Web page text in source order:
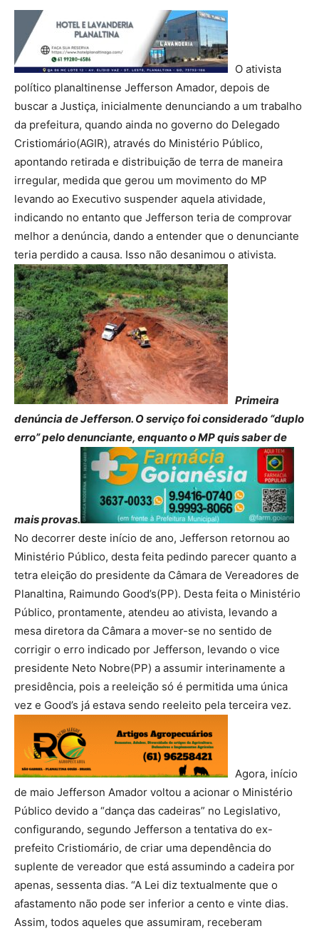
O ativista
político planaltinense Jefferson Amador, depois de
buscar a Justiça, inicialmente denunciando a um trabalho
da prefeitura, quando ainda no governo do Delegado
Cristiomário(AGIR), através do Ministério Público,
apontando retirada e distribuição de terra de maneira
irregular, medida que gerou um movimento do MP
levando ao Executivo suspender aquela atividade,
indicando no entanto que Jefferson teria de comprovar
melhor a denúncia, dando a entender que o denunciante
teria perdido a causa. Isso não desanimou o ativista.
Primeira
denúncia de Jefferson. O serviço foi considerado “duplo
erro” pelo denunciante, enquanto o MP quis saber de
mais provas.
No decorrer deste início de ano, Jefferson retornou ao
Ministério Público, desta feita pedindo parecer quanto a
tetra eleição do presidente da Câmara de Vereadores de
Planaltina, Raimundo Good’s(PP). Desta feita o Ministério
Público, prontamente, atendeu ao ativista, levando a
mesa diretora da Câmara a mover-se no sentido de
corrigir o erro indicado por Jefferson, levando o vice
presidente Neto Nobre(PP) a assumir interinamente a
presidência, pois a reeleição só é permitida uma única
vez e Good’s já estava sendo reeleito pela terceira vez.
Agora, início
de maio Jefferson Amador voltou a acionar o Ministério
Público devido a “dança das cadeiras” no Legislativo,
configurando, segundo Jefferson a tentativa do ex-
prefeito Cristiomário, de criar uma dependência do
suplente de vereador que está assumindo a cadeira por
apenas, sessenta dias. “A Lei diz textualmente que o
afastamento não pode ser inferior a cento e vinte dias.
Assim, todos aqueles que assumiram, receberam